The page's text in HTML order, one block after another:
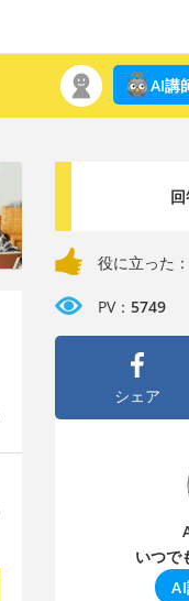
AI講
役に立った：
PV： 5749
シェア
いつで